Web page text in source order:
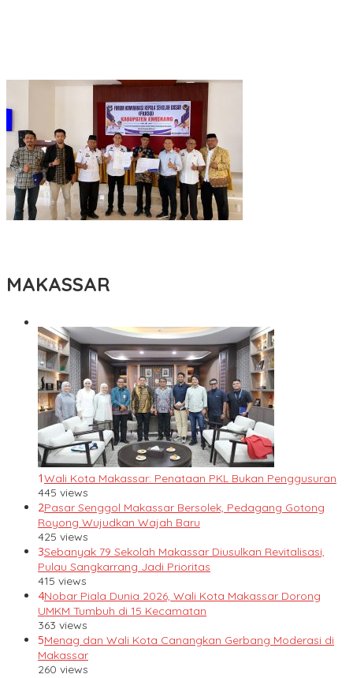
MAKASSAR
1Wali Kota Makassar: Penataan PKL Bukan Penggusuran
445 views
2Pasar Senggol Makassar Bersolek, Pedagang Gotong
Royong Wujudkan Wajah Baru
425 views
3Sebanyak 79 Sekolah Makassar Diusulkan Revitalisasi,
Pulau Sangkarrang Jadi Prioritas
415 views
4Nobar Piala Dunia 2026, Wali Kota Makassar Dorong
UMKM Tumbuh di 15 Kecamatan
363 views
5Menag dan Wali Kota Canangkan Gerbang Moderasi di
Makassar
260 views